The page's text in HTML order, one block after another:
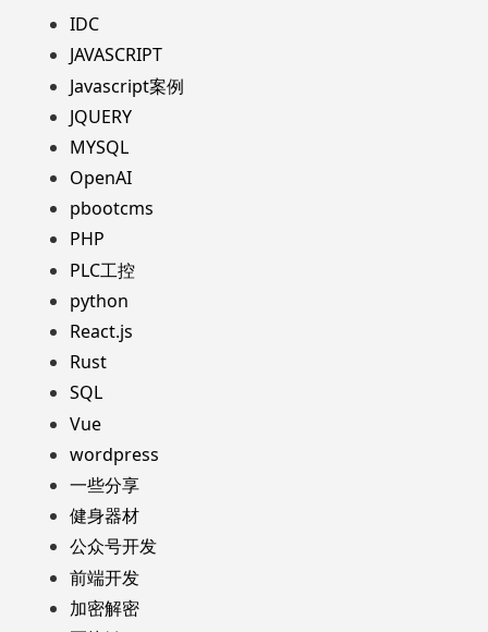
IDC
JAVASCRIPT
Javascript案例
JQUERY
MYSQL
OpenAI
pbootcms
PHP
PLC工控
python
React.js
Rust
SQL
Vue
wordpress
一些分享
健身器材
公众号开发
前端开发
加密解密